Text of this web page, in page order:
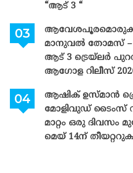
“ആട് 3 “
മാനുവൽ തോമസ് –
ആട് 3 ട്രെയ്‌ലർ
ആഗോള റിലീസ്
ആഷിക് ഉസ്മാൻ
മോളിവുഡ് ടൈംസ്
മാറ്റം ഒരു ദിവസം
മെയ് 14ന്